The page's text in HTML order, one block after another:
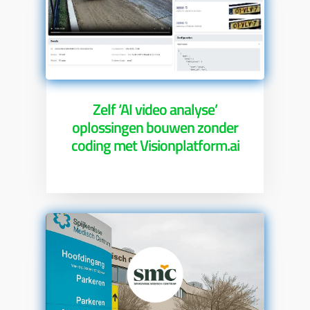
Zelf ‘AI video analyse’
oplossingen bouwen zonder
coding met Visionplatform.ai